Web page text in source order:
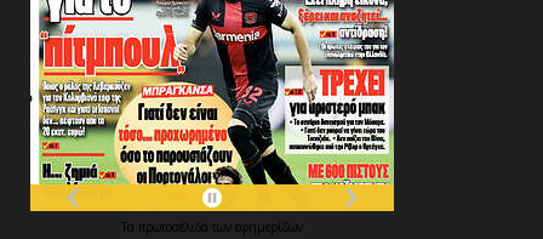
Τα πρωτοσέλιδα των εφημερίδων